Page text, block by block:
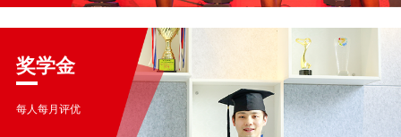
奖学金
每人每月评优